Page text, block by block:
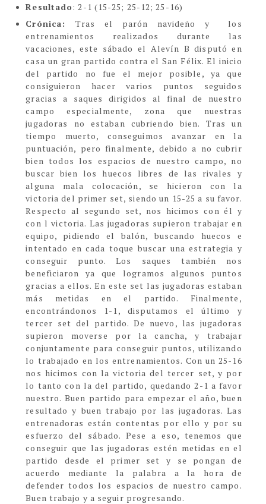
Resultado: 2-1 (15-25; 25-12; 25-16)
Crónica: Tras el parón navideño y los
entrenamientos realizados durante las
vacaciones, este sábado el Alevín B disputó en
casa un gran partido contra el San Félix. El inicio
del partido no fue el mejor posible, ya que
consiguieron hacer varios puntos seguidos
gracias a saques dirigidos al final de nuestro
campo especialmente, zona que nuestras
jugadoras no estaban cubriendo bien. Tras un
tiempo muerto, conseguimos avanzar en la
puntuación, pero finalmente, debido a no cubrir
bien todos los espacios de nuestro campo, no
buscar bien los huecos libres de las rivales y
alguna mala colocación, se hicieron con la
victoria del primer set, siendo un 15-25 a su favor.
Respecto al segundo set, nos hicimos con él y
con l victoria. Las jugadoras supieron trabajar en
equipo, pidiendo el balón, buscando huecos e
intentado en cada toque buscar una estrategia y
conseguir punto. Los saques también nos
beneficiaron ya que logramos algunos puntos
gracias a ellos. En este set las jugadoras estaban
más metidas en el partido. Finalmente,
encontrándonos 1-1, disputamos el último y
tercer set del partido. De nuevo, las jugadoras
supieron moverse por la cancha, y trabajar
conjuntamente para conseguir puntos, utilizando
lo trabajado en los entrenamientos. Con un 25-16
nos hicimos con la victoria del tercer set, y por
lo tanto con la del partido, quedando 2-1 a favor
nuestro. Buen partido para empezar el año, buen
resultado y buen trabajo por las jugadoras. Las
entrenadoras están contentas por ello y por su
esfuerzo del sábado. Pese a eso, tenemos que
conseguir que las jugadoras estén metidas en el
partido desde el primer set y se pongan de
acuerdo mediante la palabra a la hora de
defender todos los espacios de nuestro campo.
Buen trabajo y a seguir progresando.